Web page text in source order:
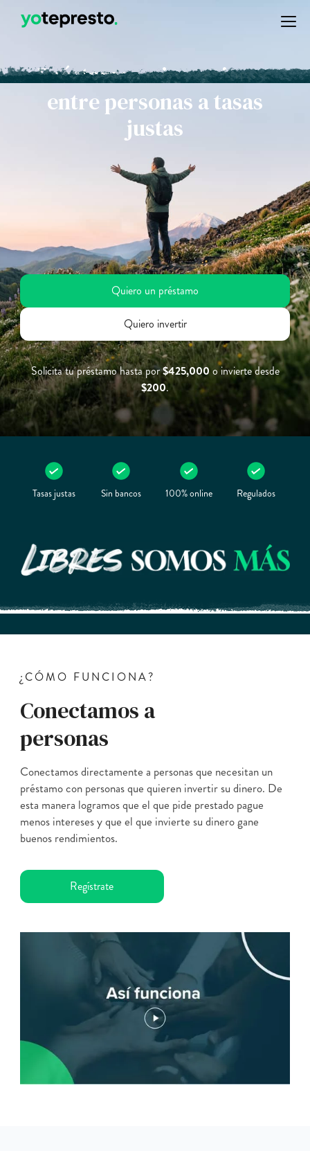
Préstamos e inversiones
entre personas a tasas
justas
Quiero un préstamo
Quiero invertir
Solicita tu préstamo hasta por$425,000 o invierte desde
$200.
Tasas justas Sin bancos 100% online Regulados
¿CÓMO FUNCIONA?
Conectamos a
personas
Conectamos directamente a personas que necesitan un
préstamo con personas que quieren invertir su dinero. De
esta manera logramos que el que pide prestado pague
menos intereses y que el que invierte su dinero gane
buenos rendimientos.
Regístrate